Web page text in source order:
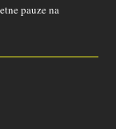
pauze na